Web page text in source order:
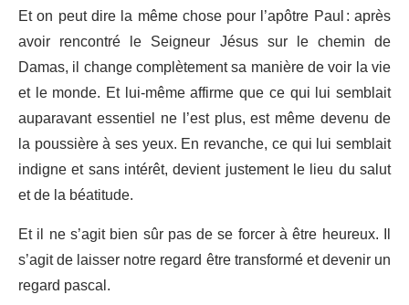
Et on peut dire la même chose pour l’apôtre Paul : après
avoir rencontré le Seigneur Jésus sur le chemin de
Damas, il change complètement sa manière de voir la vie
et le monde. Et lui-même affirme que ce qui lui semblait
auparavant essentiel ne l’est plus, est même devenu de
la poussière à ses yeux. En revanche, ce qui lui semblait
indigne et sans intérêt, devient justement le lieu du salut
et de la béatitude.
Et il ne s’agit bien sûr pas de se forcer à être heureux. Il
s’agit de laisser notre regard être transformé et devenir un
regard pascal.